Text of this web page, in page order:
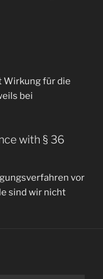
Wirkung für die
bei
with § 36
vor
sind wir nicht